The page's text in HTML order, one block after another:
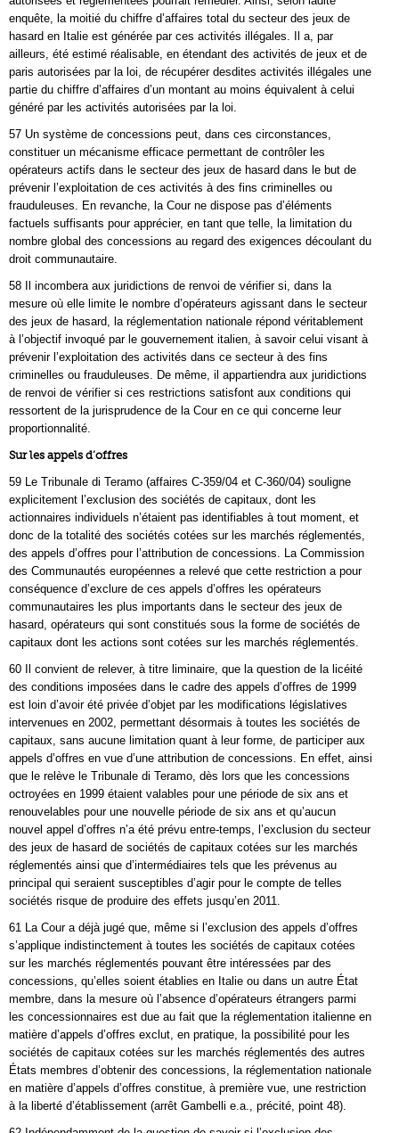
enquête, la moitié du chiffre d’affaires total du secteur des jeux de
hasard en Italie est générée par ces activités illégales. Il a, par
ailleurs, été estimé réalisable, en étendant des activités de jeux et de
paris autorisées par la loi, de récupérer desdites activités illégales une
partie du chiffre d’affaires d’un montant au moins équivalent à celui
généré par les activités autorisées par la loi.
57 Un système de concessions peut, dans ces circonstances,
constituer un mécanisme efficace permettant de contrôler les
opérateurs actifs dans le secteur des jeux de hasard dans le but de
prévenir l’exploitation de ces activités à des fins criminelles ou
frauduleuses. En revanche, la Cour ne dispose pas d’éléments
factuels suffisants pour apprécier, en tant que telle, la limitation du
nombre global des concessions au regard des exigences découlant du
droit communautaire.
58 Il incombera aux juridictions de renvoi de vérifier si, dans la
mesure où elle limite le nombre d’opérateurs agissant dans le secteur
des jeux de hasard, la réglementation nationale répond véritablement
à l’objectif invoqué par le gouvernement italien, à savoir celui visant à
prévenir l’exploitation des activités dans ce secteur à des fins
criminelles ou frauduleuses. De même, il appartiendra aux juridictions
de renvoi de vérifier si ces restrictions satisfont aux conditions qui
ressortent de la jurisprudence de la Cour en ce qui concerne leur
proportionnalité.
Sur les appels d’offres
59 Le Tribunale di Teramo (affaires C‑359/04 et C‑360/04) souligne
explicitement l’exclusion des sociétés de capitaux, dont les
actionnaires individuels n’étaient pas identifiables à tout moment, et
donc de la totalité des sociétés cotées sur les marchés réglementés,
des appels d’offres pour l’attribution de concessions. La Commission
des Communautés européennes a relevé que cette restriction a pour
conséquence d’exclure de ces appels d’offres les opérateurs
communautaires les plus importants dans le secteur des jeux de
hasard, opérateurs qui sont constitués sous la forme de sociétés de
capitaux dont les actions sont cotées sur les marchés réglementés.
60 Il convient de relever, à titre liminaire, que la question de la licéité
des conditions imposées dans le cadre des appels d’offres de 1999
est loin d’avoir été privée d’objet par les modifications législatives
intervenues en 2002, permettant désormais à toutes les sociétés de
capitaux, sans aucune limitation quant à leur forme, de participer aux
appels d’offres en vue d’une attribution de concessions. En effet, ainsi
que le relève le Tribunale di Teramo, dès lors que les concessions
octroyées en 1999 étaient valables pour une période de six ans et
renouvelables pour une nouvelle période de six ans et qu’aucun
nouvel appel d’offres n’a été prévu entre‑temps, l’exclusion du secteur
des jeux de hasard de sociétés de capitaux cotées sur les marchés
réglementés ainsi que d’intermédiaires tels que les prévenus au
principal qui seraient susceptibles d’agir pour le compte de telles
sociétés risque de produire des effets jusqu’en 2011.
61 La Cour a déjà jugé que, même si l’exclusion des appels d’offres
s’applique indistinctement à toutes les sociétés de capitaux cotées
sur les marchés réglementés pouvant être intéressées par des
concessions, qu’elles soient établies en Italie ou dans un autre État
membre, dans la mesure où l’absence d’opérateurs étrangers parmi
les concessionnaires est due au fait que la réglementation italienne en
matière d’appels d’offres exclut, en pratique, la possibilité pour les
sociétés de capitaux cotées sur les marchés réglementés des autres
États membres d’obtenir des concessions, la réglementation nationale
en matière d’appels d’offres constitue, à première vue, une restriction
à la liberté d’établissement (arrêt Gambelli e.a., précité, point 48).